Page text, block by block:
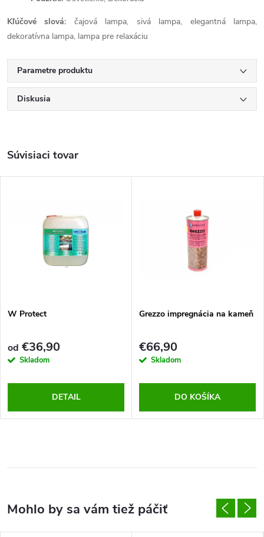
Kľúčové slová: čajová lampa, sivá lampa, elegantná lampa,
dekoratívna lampa, lampa pre relaxáciu
Parametre produktu
Diskusia
Súvisiaci tovar
W Protect
od €36,90
Skladom
DETAIL
Grezzo impregnácia na kameň
€66,90
Skladom
DO KOŠÍKA